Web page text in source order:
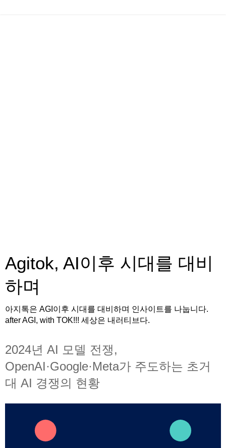
Agitok, AI이후 시대를 대비
하며
아지톡은 AGI이후 시대를 대비하며 인사이트를 나눕니다.
after AGI, with TOK!!! 세상은 내러티브다.
2024년 AI 모델 전쟁,
OpenAI·Google·Meta가 주도하는 초거
대 AI 경쟁의 현황